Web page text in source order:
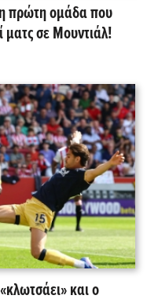
πρώτη ομάδα που
ματς σε Μουντιάλ!
και ο